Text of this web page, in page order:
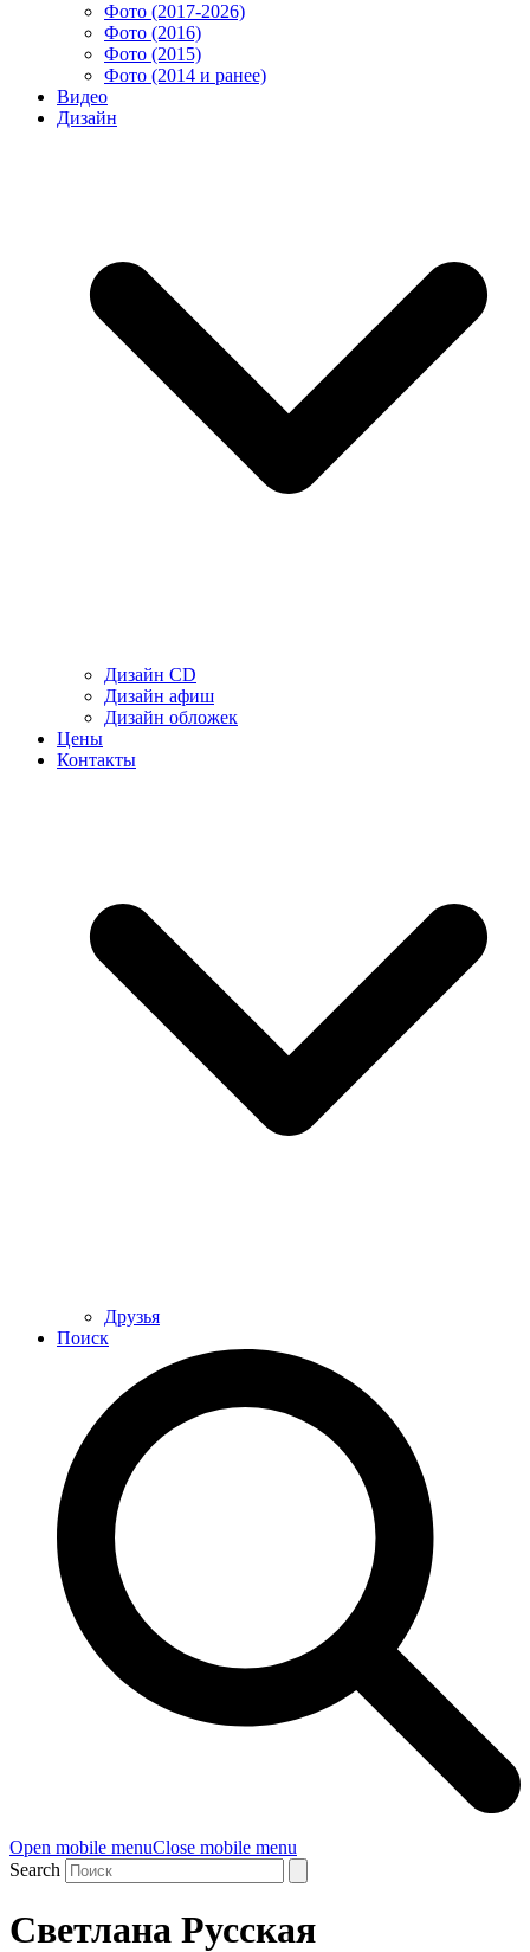
Фото (2017-2026)
Фото (2016)
Фото (2015)
Фото (2014 и ранее)
Видео
Дизайн
Дизайн CD
Дизайн афиш
Дизайн обложек
Цены
Контакты
Друзья
Поиск
Open mobile menuClose mobile menu
Search
Светлана Русская